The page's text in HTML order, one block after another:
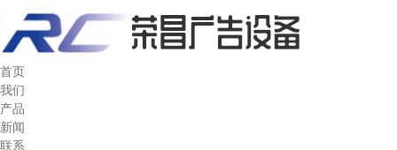
首页
我们
产品
新闻
联系